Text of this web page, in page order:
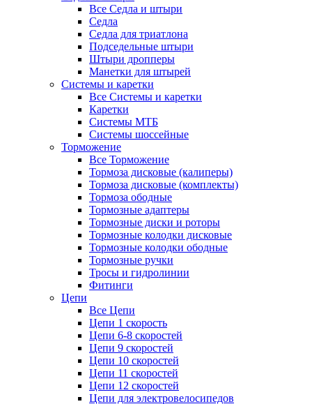
Все Седла и штыри
Седла
Седла для триатлона
Подседельные штыри
Штыри дропперы
Манетки для штырей
Системы и каретки
Все Системы и каретки
Каретки
Системы МТБ
Системы шоссейные
Торможение
Все Торможение
Тормоза дисковые (калиперы)
Тормоза дисковые (комплекты)
Тормоза ободные
Тормозные адаптеры
Тормозные диски и роторы
Тормозные колодки дисковые
Тормозные колодки ободные
Тормозные ручки
Тросы и гидролинии
Фитинги
Цепи
Все Цепи
Цепи 1 скорость
Цепи 6-8 скоростей
Цепи 9 скоростей
Цепи 10 скоростей
Цепи 11 скоростей
Цепи 12 скоростей
Цепи для электровелосипедов